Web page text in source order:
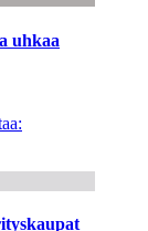
uhkaa